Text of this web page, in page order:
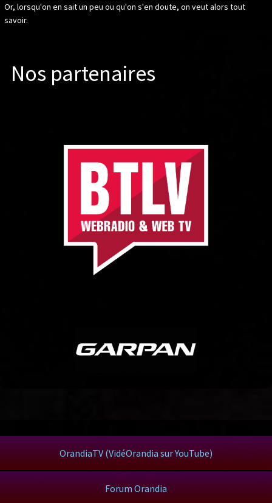
Or, lorsqu'on en sait un peu ou qu'on s'en doute, on veut alors tout
savoir.
Nos partenaires
OrandiaTV (VidéOrandia sur YouTube)
Forum Orandia